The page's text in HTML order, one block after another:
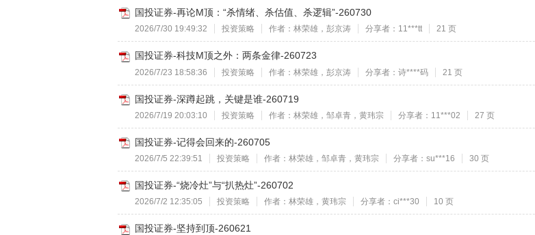
国投证券-再论M顶：“杀情绪、杀估值、杀逻辑”-260730
2026/7/30 19:49:32 投资策略 作者：林荣雄，彭京涛 分享者：11***tt 21 页
国投证券-科技M顶之外：两条金律-260723
2026/7/23 18:58:36 投资策略 作者：林荣雄，彭京涛 分享者：诗****码 21 页
国投证券-深蹲起跳，关键是谁-260719
2026/7/19 20:03:10 投资策略 作者：林荣雄，邹卓青，黄玮宗 分享者：11***02 27 页
国投证券-记得会回来的-260705
2026/7/5 22:39:51 投资策略 作者：林荣雄，邹卓青，黄玮宗 分享者：su***16 30 页
国投证券-“烧冷灶”与“扒热灶”-260702
2026/7/2 12:35:05 投资策略 作者：林荣雄，黄玮宗 分享者：ci***30 10 页
国投证券-坚持到顶-260621